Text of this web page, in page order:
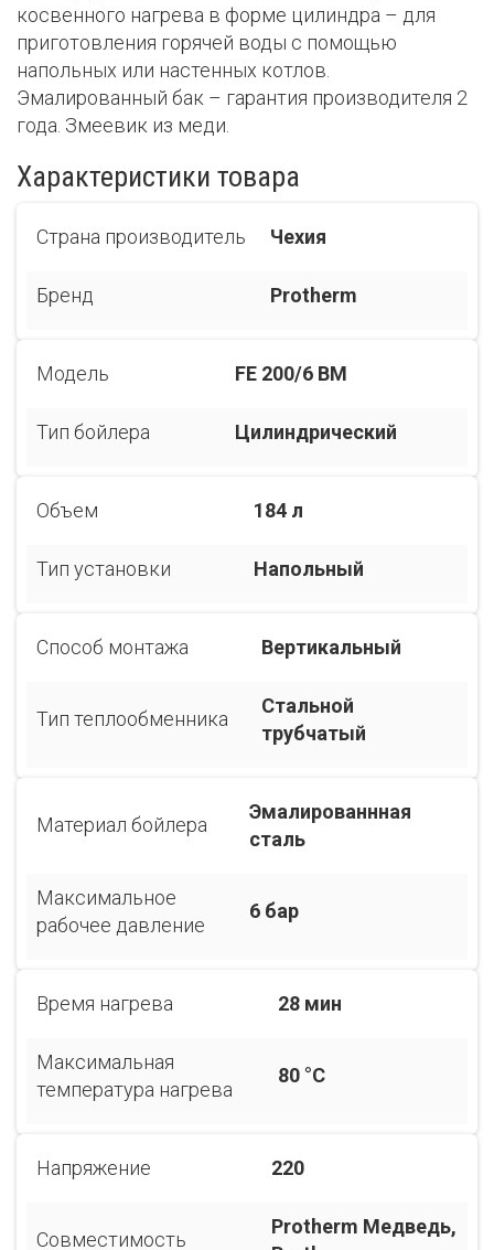
косвенного нагрева в форме цилиндра – для
приготовления горячей воды с помощью
напольных или настенных котлов.
Эмалированный бак – гарантия производителя 2
года. Змеевик из меди.
Характеристики товара
Страна производитель Чехия
Бренд Protherm
Модель FE 200/6 BM
Тип бойлера Цилиндрический
Объем 184 л
Тип установки Напольный
Способ монтажа Вертикальный
Тип теплообменника
Стальной
трубчатый
Материал бойлера
Эмалированнная
сталь
Максимальное
рабочее давление
6 бар
Время нагрева 28 мин
Максимальная
температура нагрева
80 °C
Напряжение 220
Совместимость
Protherm Медведь,